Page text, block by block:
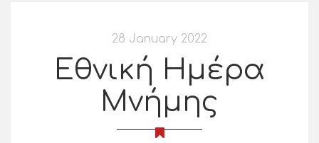
28 January 2022
Εθνική Ημέρα
Μνήμης